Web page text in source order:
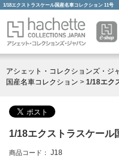
1/18エクストラスケール国産名車コレクション 11号
アシェット・コレクションズ・ジ
国産名車コレクション > 1/18エク
1/18エクストラスケール
商品コード： J18